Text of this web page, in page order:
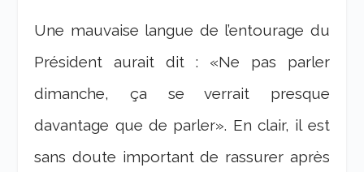
Une mauvaise langue de l’entourage du
Président aurait dit : «Ne pas parler
dimanche, ça se verrait presque
davantage que de parler». En clair, il est
sans doute important de rassurer après